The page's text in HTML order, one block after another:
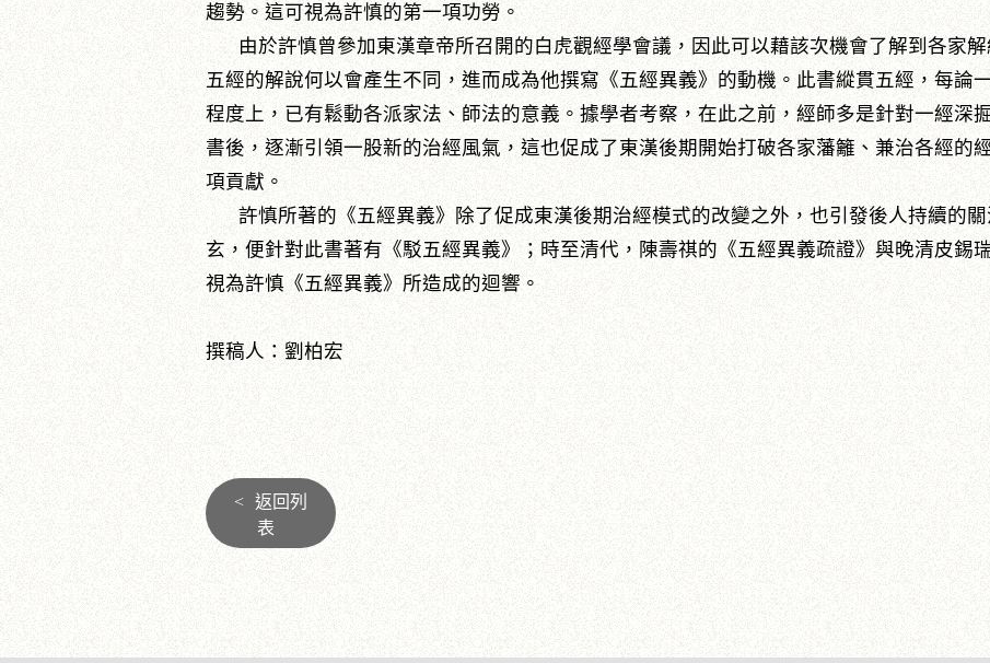
趨勢。這可視為許慎的第一項功勞。
由於許慎曾參加東漢章帝所召開的白虎觀經學會議，因此可以藉該次機會了解到各家解
五經的解說何以會產生不同，進而成為他撰寫《五經異義》的動機。此書縱貫五經，每論
程度上，已有鬆動各派家法、師法的意義。據學者考察，在此之前，經師多是針對一經深
書後，逐漸引領一股新的治經風氣，這也促成了東漢後期開始打破各家藩籬、兼治各經的
項貢獻。
許慎所著的《五經異義》除了促成東漢後期治經模式的改變之外，也引發後人持續的關
玄，便針對此書著有《駁五經異義》；時至清代，陳壽祺的《五經異義疏證》與晚清皮錫
視為許慎《五經異義》所造成的迴響。
撰稿人：劉柏宏
< 返回列
表